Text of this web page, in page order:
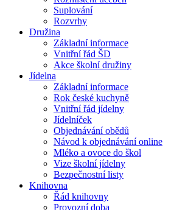
Suplování
Rozvrhy
Družina
Základní informace
Vnitřní řád ŠD
Akce školní družiny
Jídelna
Základní informace
Rok české kuchyně
Vnitřní řád jídelny
Jídelníček
Objednávání obědů
Návod k objednávání online
Mléko a ovoce do škol
Vize školní jídelny
Bezpečnostní listy
Knihovna
Řád knihovny
Provozní doba